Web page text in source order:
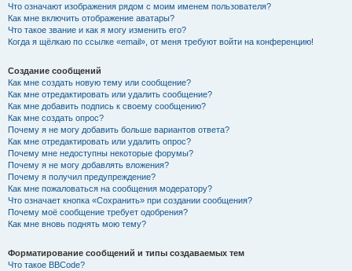
Что означают изображения рядом с моим именем пользователя?
Как мне включить отображение аватары?
Что такое звание и как я могу изменить его?
Когда я щёлкаю по ссылке «email», от меня требуют войти на конференцию!
Создание сообщений
Как мне создать новую тему или сообщение?
Как мне отредактировать или удалить сообщение?
Как мне добавить подпись к своему сообщению?
Как мне создать опрос?
Почему я не могу добавить больше вариантов ответа?
Как мне отредактировать или удалить опрос?
Почему мне недоступны некоторые форумы?
Почему я не могу добавлять вложения?
Почему я получил предупреждение?
Как мне пожаловаться на сообщения модератору?
Что означает кнопка «Сохранить» при создании сообщения?
Почему моё сообщение требует одобрения?
Как мне вновь поднять мою тему?
Форматирование сообщений и типы создаваемых тем
Что такое BBCode?